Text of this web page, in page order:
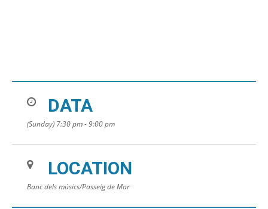
DATA
(Sunday) 7:30 pm - 9:00 pm
LOCATION
Banc dels músics/Passeig de Mar